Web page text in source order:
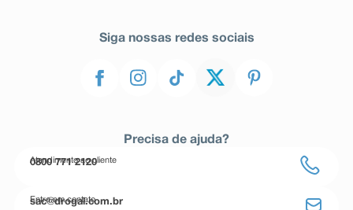
Siga nossas redes sociais
Precisa de ajuda?
Atendimento ao cliente
0800 771 2120
Entre em contato
sac@drogal.com.br